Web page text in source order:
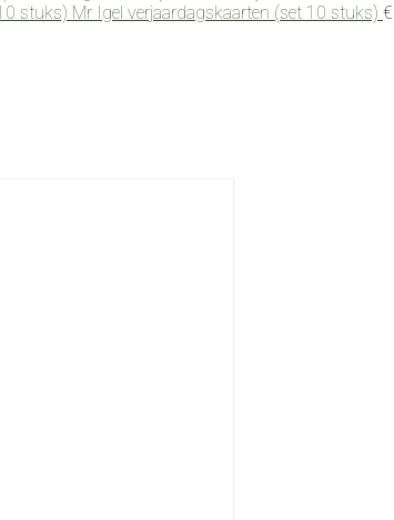
Mr Igel verjaardagskaarten (set 10 stuks) €